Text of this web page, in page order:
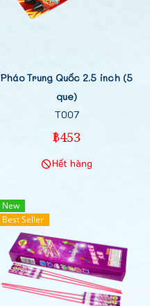
Pháo Trung Quốc 2.5 inch (5
que)
T007
฿453
Hết hàng
New
Best Seller